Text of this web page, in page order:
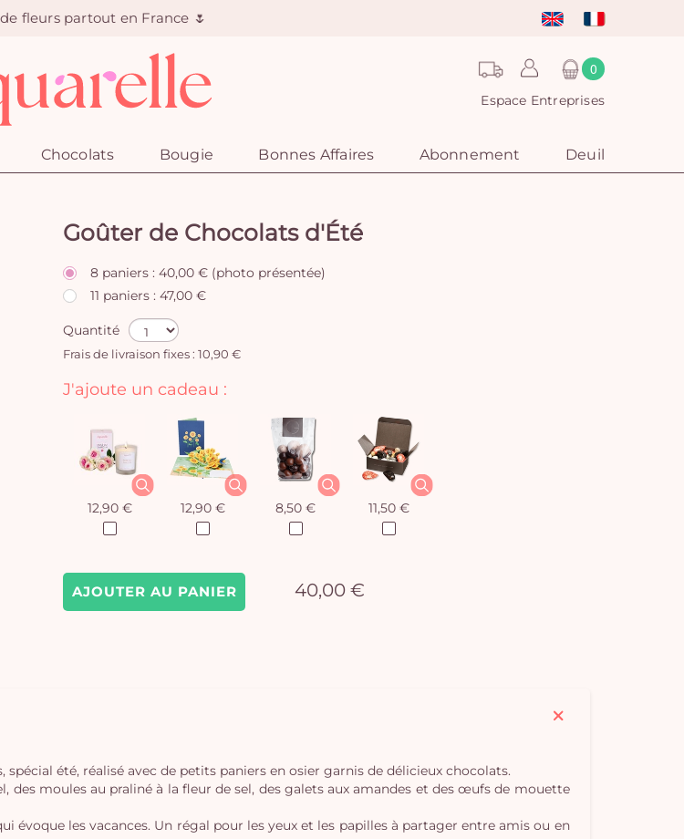
fleurs partout en France 🌷
0
Espace Entreprises
Chocolats Bougie Bonnes Affaires Abonnement Deuil
Goûter de Chocolats d'Été
8 paniers : 40,00 € (photo présentée)
11 paniers : 47,00 €
Quantité
Frais de livraison fixes : 10,90 €
AJOUTER AU PANIER 40,00 €
J'ajoute un cadeau :
12,90 € 12,90 € 8,50 € 11,50 €
été, réalisé avec de petits paniers en osier garnis de délicieux chocolats.
des moules au praliné à la fleur de sel, des galets aux amandes et des œufs de mouette
évoque les vacances. Un régal pour les yeux et les papilles à partager entre amis ou en